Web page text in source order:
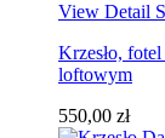
View Detail
Krzesło,
loftowym
550,00 zł